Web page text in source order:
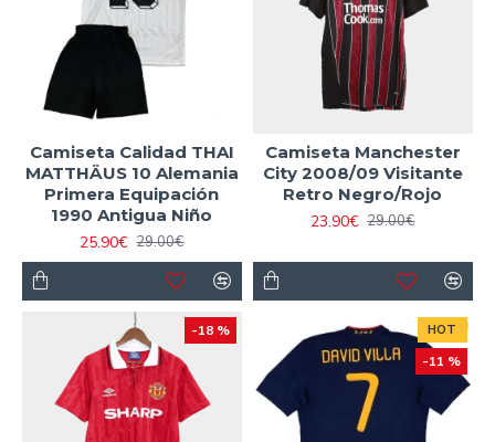
Camiseta Calidad THAI
MATTHÄUS 10 Alemania
Primera Equipación
1990 Antigua Niño
25.90€ 29.00€
Camiseta Manchester
City 2008/09 Visitante
Retro Negro/Rojo
23.90€ 29.00€
-18 % HOT
-11 %